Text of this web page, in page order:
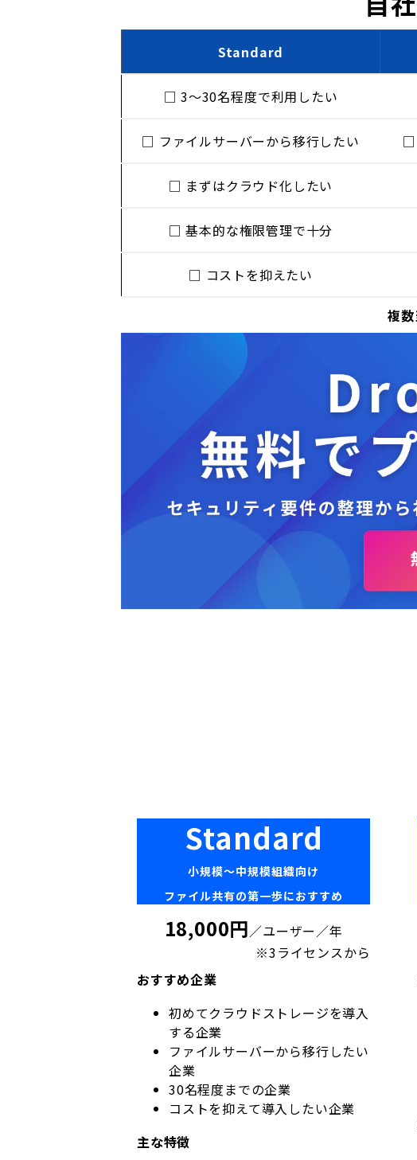
Standard
□ 3〜30名程度で利用したい
□ ファイルサーバーから移行したい □
□ まずはクラウド化したい
□ 基本的な権限管理で十分
□ コストを抑えたい
複
Standard
小規模〜中規模組織向け
ファイル共有の第一歩におすすめ
18,000円／ユーザー／年
※3ライセンスから
おすすめ企業
初めてクラウドストレージを導入
する企業
ファイルサーバーから移行したい
企業
30名程度までの企業
コストを抑えて導入したい企業
主な特徴